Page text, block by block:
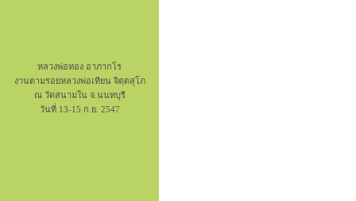
หลวงพ่อทอง อาภากโร
งานตามรอยหลวงพ่อเทียน จิตฺตสุโภ
ณ วัดสนามใน จ.นนทบุรี
วันที่ 13-15 ก.ย. 2547